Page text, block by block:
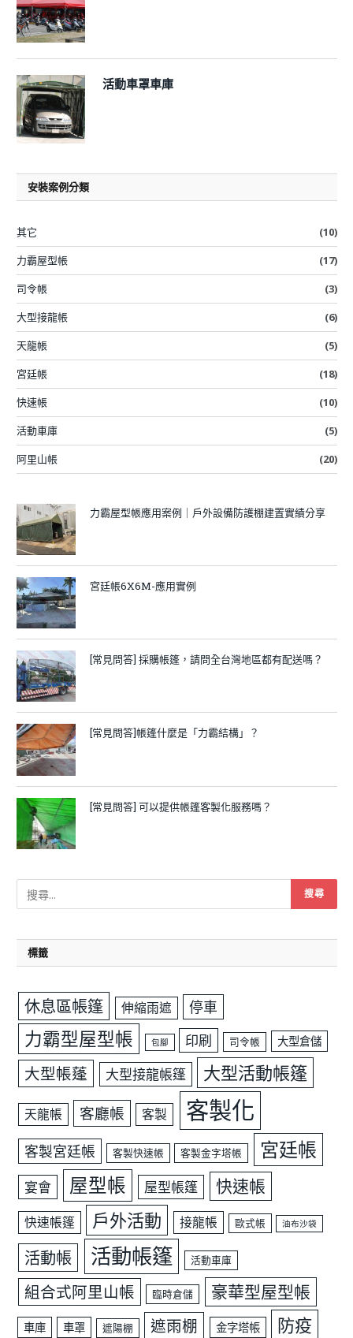
活動車罩車庫
安裝案例分類
其它
(10)
力霸屋型帳
(17)
司令帳
(3)
大型接龍帳
(6)
天龍帳
(5)
宮廷帳
(18)
快速帳
(10)
活動車庫
(5)
阿里山帳
(20)
力霸屋型帳應用案例｜戶外設備防護棚建置實績分享
宮廷帳6X6M-應用實例
[常見問答] 採購帳篷，請問全台灣地區都有配送嗎？
[常見問答]帳篷什麼是「力霸結構」？
[常見問答] 可以提供帳篷客製化服務嗎？
標籤
休息區帳篷 伸縮雨遮 停車
力霸型屋型帳 包腳 印刷 司令帳 大型倉儲
大型帳蓬 大型接龍帳篷 大型活動帳篷
天龍帳 客廳帳 客製 客製化
客製宮廷帳 客製快速帳 客製金字塔帳 宮廷帳
宴會 屋型帳 屋型帳篷 快速帳
快速帳篷 戶外活動 接龍帳 歐式帳 油布沙袋
活動帳 活動帳篷 活動車庫
組合式阿里山帳 臨時倉儲 豪華型屋型帳
車庫 車罩 遮陽棚 遮雨棚 金字塔帳 防疫